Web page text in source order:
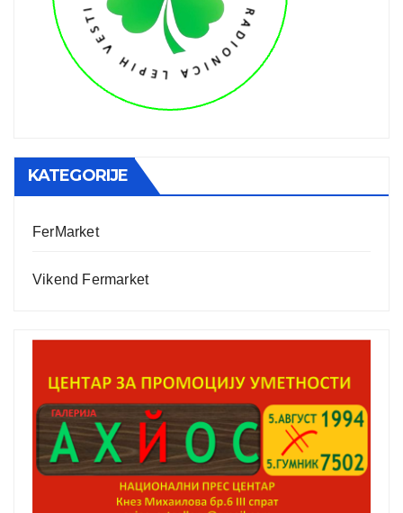
KATEGORIJE
FerMarket
Vikend Fermarket